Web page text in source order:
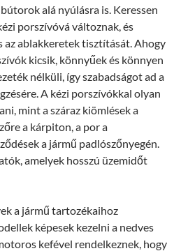
alá nyúlásra is. Keressen
porszívóvá változnak, és
az ablakkeretek tisztítását. Ahogy
kicsik, könnyűek és könnyen
nélküli, így szabadságot ad a
A kézi porszívókkal olyan
mint a száraz kiömlések a
a kárpiton, a por a
a jármű padlószőnyegén.
amelyek hosszú üzemidőt
a jármű tartozékaihoz
képesek kezelni a nedves
kefével rendelkeznek, hogy